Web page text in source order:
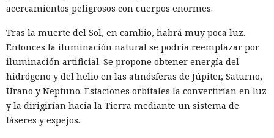
Poca libertad para los desarrolladores: las reglas del juego
ya estaban fijadas.
acercamientos peligrosos con cuerpos enormes.
Tras la muerte del Sol, en cambio, habrá muy poca luz.
Entonces la iluminación natural se podría reemplazar por
iluminación artificial. Se propone obtener energía del
hidrógeno y del helio en las atmósferas de Júpiter, Saturno,
Urano y Neptuno. Estaciones orbitales la convertirían en luz
y la dirigirían hacia la Tierra mediante un sistema de
láseres y espejos.